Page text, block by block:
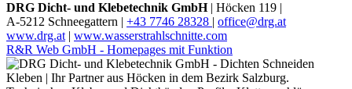
DRG Dicht- und Klebetechnik GmbH | Höcken 119 |
A-5212 Schneegattern | +43 7746 28328 | office@drg.at
www.drg.at | www.wasserstrahlschnitte.com
R&R Web GmbH - Homepages mit Funktion